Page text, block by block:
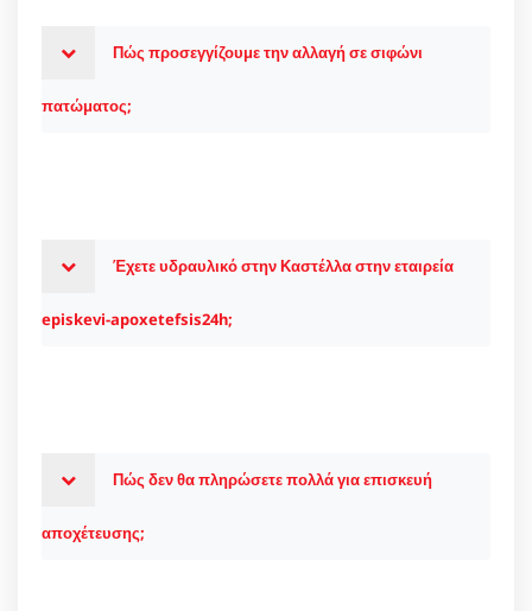
Πώς προσεγγίζουμε την αλλαγή σε σιφώνι
πατώματος;
Έχετε υδραυλικό στην Καστέλλα στην εταιρεία
episkevi-apoxetefsis24h;
Πώς δεν θα πληρώσετε πολλά για επισκευή
αποχέτευσης;